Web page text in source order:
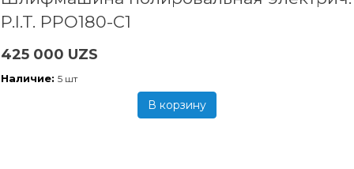
P.I.T. PPO180-C1
425 000 UZS
Наличие: 5 шт
В корзину